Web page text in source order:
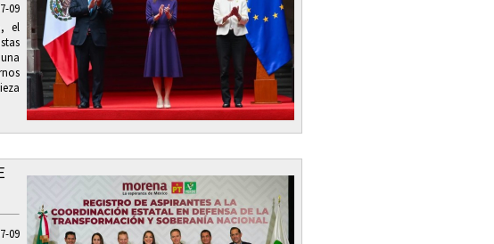
09
el
09